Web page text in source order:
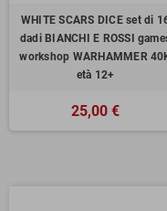
WHITE SCARS DICE set di
dadi BIANCHI E ROSSI
workshop WARHAMMER
età 12+
25,00 €